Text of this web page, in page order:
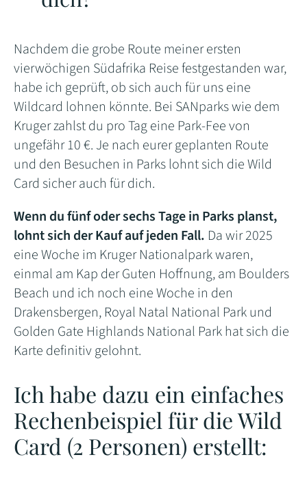
Nachdem die grobe Route meiner ersten
vierwöchigen Südafrika Reise festgestanden war,
habe ich geprüft, ob sich auch für uns eine
Wildcard lohnen könnte. Bei SANparks wie dem
Kruger zahlst du pro Tag eine Park-Fee von
ungefähr 10 €. Je nach eurer geplanten Route
und den Besuchen in Parks lohnt sich die Wild
Card sicher auch für dich.
Wenn du fünf oder sechs Tage in Parks planst,
lohnt sich der Kauf auf jeden Fall. Da wir 2025
eine Woche im Kruger Nationalpark waren,
einmal am Kap der Guten Hoffnung, am Boulders
Beach und ich noch eine Woche in den
Drakensbergen, Royal Natal National Park und
Golden Gate Highlands National Park hat sich die
Karte definitiv gelohnt.
Ich habe dazu ein einfaches
Rechenbeispiel für die Wild
Card (2 Personen) erstellt: